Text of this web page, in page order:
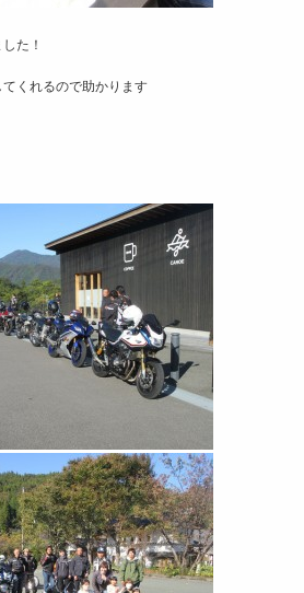
た！
くれるので助かります